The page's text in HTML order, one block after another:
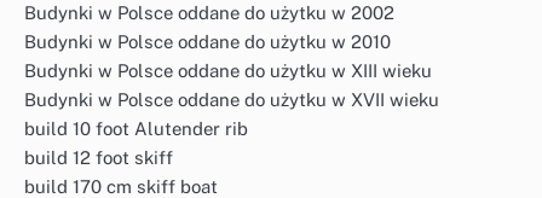
Budynki w Polsce oddane do użytku w 2002
Budynki w Polsce oddane do użytku w 2010
Budynki w Polsce oddane do użytku w XIII wieku
Budynki w Polsce oddane do użytku w XVII wieku
build 10 foot Alutender rib
build 12 foot skiff
build 170 cm skiff boat